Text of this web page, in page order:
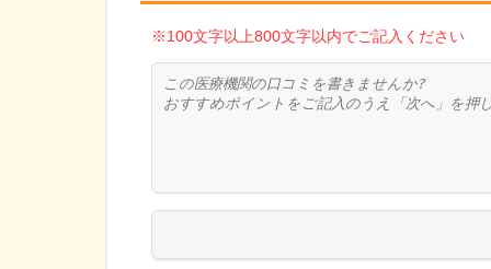
※100文字以上800文字以内でご記入ください